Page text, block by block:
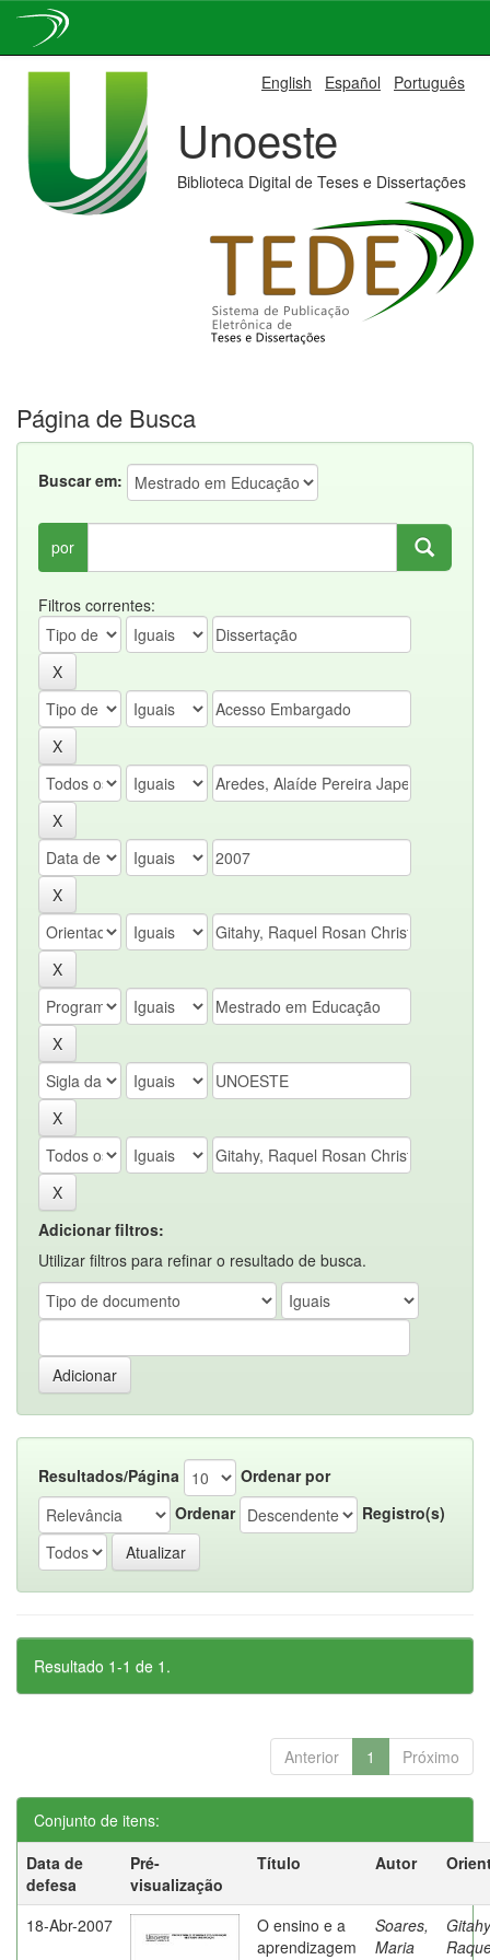
English Español Português
Unoeste
Biblioteca Digital de Teses e Dissertações
Página de Busca
Buscar em:
por
Filtros correntes:
Adicionar filtros:
Utilizar filtros para refinar o resultado de busca.
Resultados/Página
Ordenar por
Ordenar
Registro(s)
Resultado 1-1 de 1.
Anterior 1 Próximo
Conjunto de itens:
Data de
defesa
Pré-
visualização
Título Autor
18-Abr-2007
O ensino e a
aprendizagem
Soares,
Maria